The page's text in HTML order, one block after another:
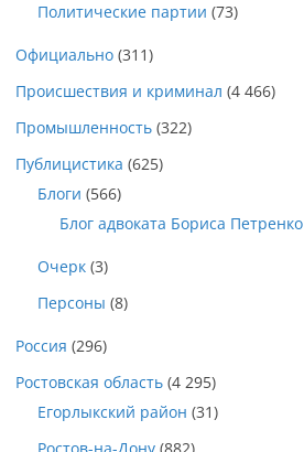
Политические партии (73)
Официально (311)
Происшествия и криминал (4 466)
Промышленность (322)
Публицистика (625)
Блоги (566)
Блог адвоката Бориса Петренко
Очерк (3)
Персоны (8)
Россия (296)
Ростовская область (4 295)
Егорлыкский район (31)